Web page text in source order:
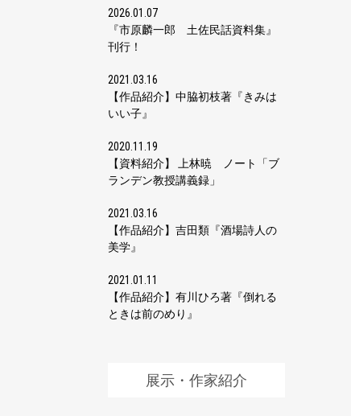
2026.01.07
『市原麟一郎 土佐民話資料集』
刊行！
2021.03.16
【作品紹介】中脇初枝著『きみは
いい子』
2020.11.19
【資料紹介】 上林暁 ノート「ブ
ランデン教授講義録」
2021.03.16
【作品紹介】吉田類『酒場詩人の
美学』
2021.01.11
【作品紹介】有川ひろ著『倒れる
ときは前のめり』
展示・作家紹介